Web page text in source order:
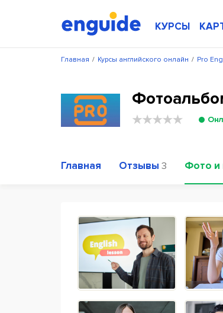
КУРСЫ
/
Главная /
Курсы английского онлайн Pro
Главная Отзывы 3 Фото и